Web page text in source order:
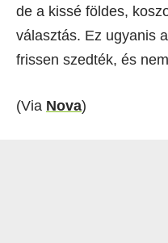
de a kissé földes,
választás. Ez ugyanis
frissen szedték, és
(Via Nova)